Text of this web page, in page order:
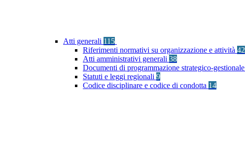
Atti generali 115
Riferimenti normativi su organizzazione e attività 42
Atti amministrativi generali 38
Documenti di programmazione strategico-gestionale
Statuti e leggi regionali 9
Codice disciplinare e codice di condotta 14